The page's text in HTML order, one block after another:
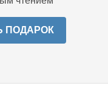
ПОДАРОК